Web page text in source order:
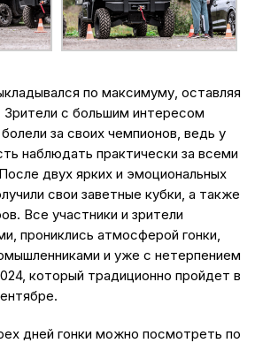
по максимуму, оставляя
Зрители с большим интересом
за своих чемпионов, ведь у
наблюдать практически за всеми
двух ярких и эмоциональных
свои заветные кубки, а также
Все участники и зрители
прониклись атмосферой гонки,
и уже с нетерпением
который традиционно пройдет в
дней гонки можно посмотреть по